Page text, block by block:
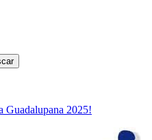
Guadalupana 2025!